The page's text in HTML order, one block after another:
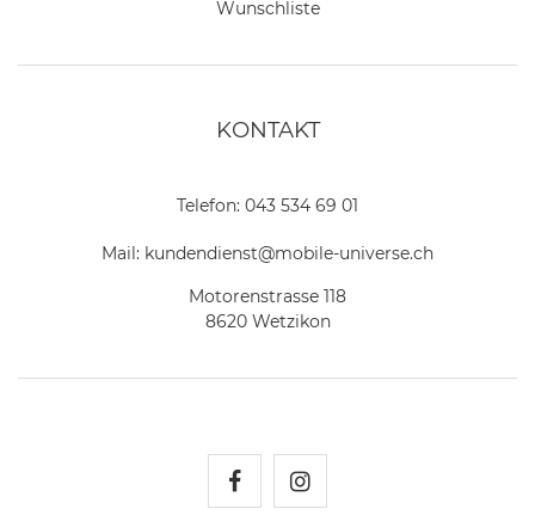
Wunschliste
KONTAKT
Telefon: 043 534 69 01
Mail: kundendienst@mobile-universe.ch
Motorenstrasse 118
8620 Wetzikon